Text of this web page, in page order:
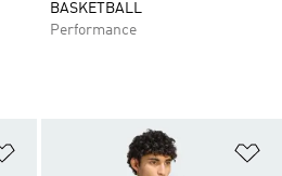
BASKETBALL
Performance
Ajouter à la Liste de produits